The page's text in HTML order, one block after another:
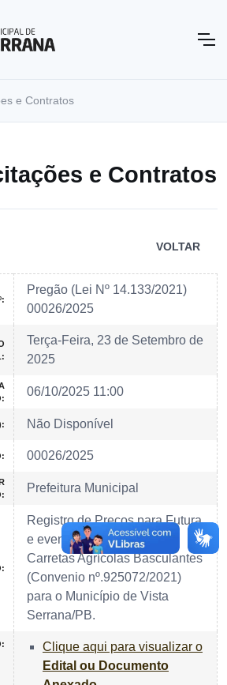
e Contratos
e Contratos
VOLTAR
Pregão (Lei Nº 14.133/2021)
00026/2025
Terça-Feira, 23 de Setembro de
2025
06/10/2025 11:00
Não Disponível
00026/2025
Prefeitura Municipal
Registro de Preços para Futura
e eventual Aquisição de
Carretas Agrícolas Basculantes
(Convenio nº.925072/2021)
para o Município de Vista
Serrana/PB.
Clique aqui para visualizar o
Edital ou Documento